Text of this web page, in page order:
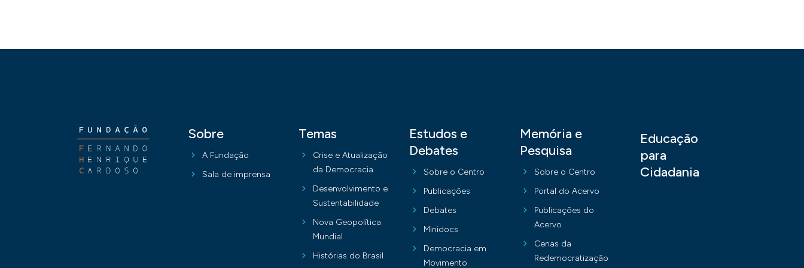
Sobre
A Fundação
Sala de imprensa
Temas
Crise e Atualização
da Democracia
Desenvolvimento e
Sustentabilidade
Nova Geopolítica
Mundial
Histórias do Brasil
Estudos e
Debates
Sobre o Centro
Publicações
Debates
Minidocs
Democracia em
Movimento
Memória e
Pesquisa
Sobre o Centro
Portal do Acervo
Publicações do
Acervo
Cenas da
Redemocratização
Educação
para
Cidadania